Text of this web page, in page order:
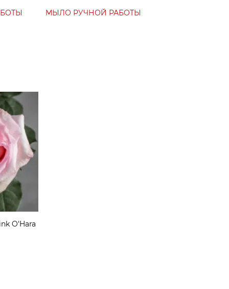
МЫЛО РУЧНОЙ РАБОТЫ
O'Hara